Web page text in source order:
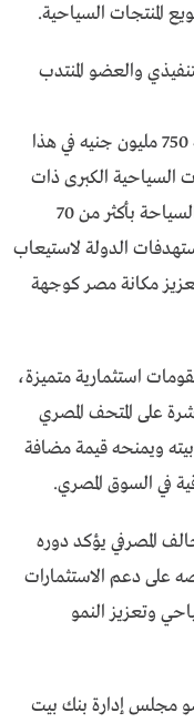
المنتجات السياحية.
والعضو المنتدب
تعكس مشاركة بنك التنمية الصناعية بقيمة 750 مليون جنيه في هذا
السياحية الكبرى ذات
الأثر الاقتصادي الممتد، في ظل ارتباط قطاع السياحة بأكثر من 70
الدولة لاستيعاب
سائح سنويًا بحلول عام 2030 وتعزيز مكانة مصر كوجهة
استثمارية متميزة،
على المتحف المصري
ويمنحه قيمة مضافة
في السوق المصري.
المصرفي يؤكد دوره
على دعم الاستثمارات
وتعزيز النمو
مجلس إدارة بنك بيت